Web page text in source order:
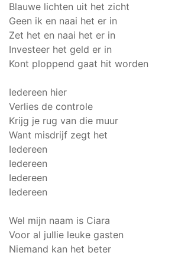
Blauwe lichten uit het zicht
Geen ik en naai het er in
Zet het en naai het er in
Investeer het geld er in
Kont ploppend gaat hit worden
Iedereen hier
Verlies de controle
Krijg je rug van die muur
Want misdrijf zegt het
Iedereen
Iedereen
Iedereen
Iedereen
Wel mijn naam is Ciara
Voor al jullie leuke gasten
Niemand kan het beter